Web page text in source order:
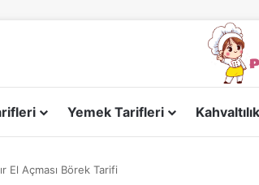
Yemek Tarifleri
El Açması Börek Tarifi